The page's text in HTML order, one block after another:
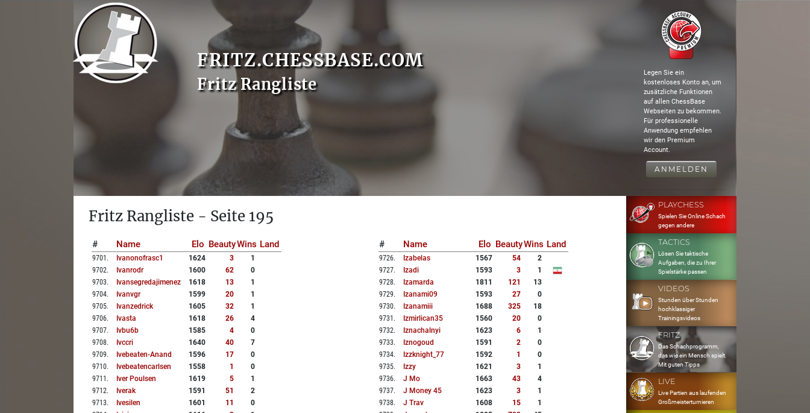
FRITZ.CHESSBASE.COM
Fritz Rangliste
Legen Sie ein
kostenloses Konto an, um
zusätzliche Funktionen
auf allen ChessBase
Webseiten zu bekommen.
Für professionelle
Anwendung empfehlen
wir den Premium
Account.
ANMELDEN
Fritz Rangliste - Seite 195
# Name Elo BeautyWins Land
9701 . Ivanonofrasc1 1624 3
1
9702. Ivanrodr 1600 62
0
9703. Ivansegredajimenez 1618 13
1
9704. Ivanvgr 1599 20
1
9705. Ivanzedrick 1605 32
1
9706. Ivasta 1618 26
4
9707. Ivbu6b 1585 4
0
9708. Ivccri 1640 40
7
9709. Ivebeaten-Anand 1596 17
0
9710. Ivebeatencarlsen 1558 1
0
9711 . Iver Poulsen 1619 5
1
9712. Iverak 1591 51
2
9713. Ivesilen 1601 11
0
# Name Elo BeautyWins Land
9726. Izabelas 1567 54
2
9727. Izadi 1593 3
1
9728. Izamarda 1811 121
13
9729. Izanami09 1593 27
0
9730. Izanamiii 1688 325
18
9731 . Izmirlican35 1560 20
0
9732. Iznachalnyi 1623 6
1
9733. Iznogoud 1591 2
0
9734. Izzknight_77 1592 1
0
9735. Izzy 1621 3
1
9736. J Mo 1663 43
4
9737. J Money 45 1623 3
1
9738. J Trav 1608 15
1
PLAYCHESS
Spielen Sie Online Schach
gegen andere
TACTICS
Lösen Sie taktische
Aufgaben, die zu Ihrer
Spielstärke passen
VIDEOS
Stunden über Stunden
hochklassiger
Trainingsvideos
FRITZ
Das Schachprogramm,
das wie ein Mensch spielt.
Mit guten Tipps
LIVE
Live Partien aus laufenden
Großmeisterturnieren